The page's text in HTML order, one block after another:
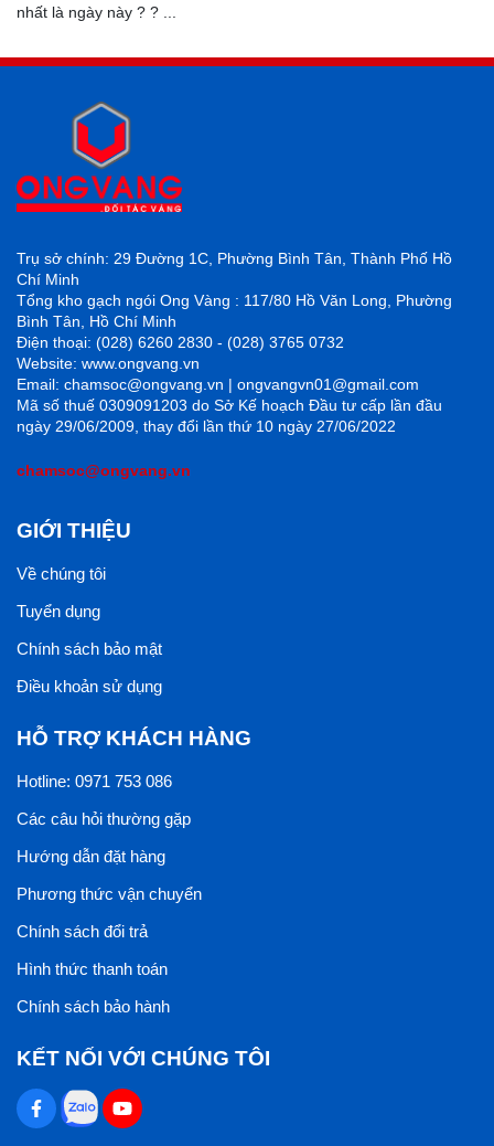
nhất là ngày này ? ? ...
Trụ sở chính: 29 Đường 1C, Phường Bình Tân, Thành Phố Hồ
Chí Minh
Tổng kho gạch ngói Ong Vàng : 117/80 Hồ Văn Long, Phường
Bình Tân, Hồ Chí Minh
Điện thoại: (028) 6260 2830 - (028) 3765 0732
Website: www.ongvang.vn
Email: chamsoc@ongvang.vn | ongvangvn01@gmail.com
Mã số thuế 0309091203 do Sở Kế hoạch Đầu tư cấp lần đầu
ngày 29/06/2009, thay đổi lần thứ 10 ngày 27/06/2022
chamsoc@ongvang.vn
GIỚI THIỆU
Về chúng tôi
Tuyển dụng
Chính sách bảo mật
Điều khoản sử dụng
HỖ TRỢ KHÁCH HÀNG
Hotline: 0971 753 086
Các câu hỏi thường gặp
Hướng dẫn đặt hàng
Phương thức vận chuyển
Chính sách đổi trả
Hình thức thanh toán
Chính sách bảo hành
KẾT NỐI VỚI CHÚNG TÔI